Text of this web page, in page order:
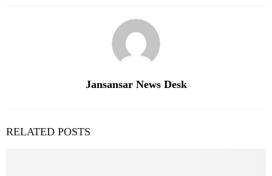
Jansansar News Desk
RELATED POSTS